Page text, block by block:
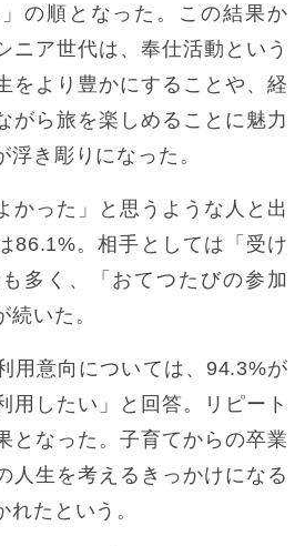
の順となった。この結果か
ニア世代は、奉仕活動という
をより豊かにすることや、経
がら旅を楽しめることに魅力
浮き彫りになった。
かった」と思うような人と出
86.1%。相手としては「受け
多く、「おてつたびの参加
いた。
用意向については、94.3%が
用したい」と回答。リピート
となった。子育てからの卒業
人生を考えるきっかけになる
れたという。